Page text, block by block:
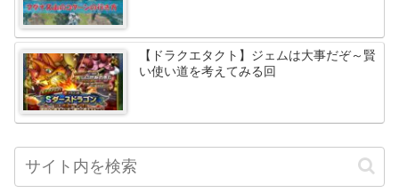
【ドラクエタクト】ジェムは大事だぞ～賢
い使い道を考えてみる回